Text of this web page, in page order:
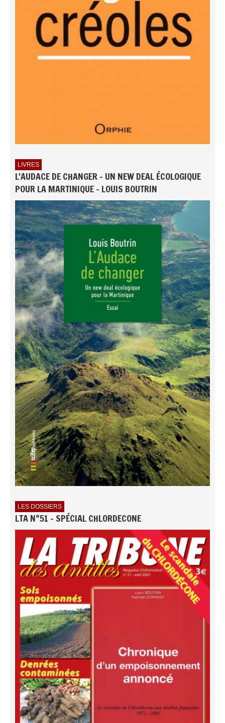
LIVRES
L'AUDACE DE CHANGER - UN NEW DEAL ÉCOLOGIQUE
POUR LA MARTINIQUE - LOUIS BOUTRIN
LES DOSSIERS
LTA N°51 - SPÉCIAL CHLORDECONE